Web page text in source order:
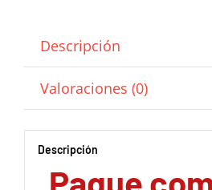
Descripción
Valoraciones (0)
Descripción